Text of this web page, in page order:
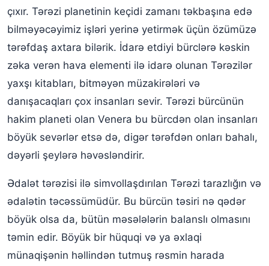
çıxır. Tərəzi planetinin keçidi zamanı təkbaşına edə
bilməyəcəyimiz işləri yerinə yetirmək üçün özümüzə
tərəfdaş axtara bilərik. İdarə etdiyi bürclərə kəskin
zəka verən hava elementi ilə idarə olunan Tərəzilər
yaxşı kitabları, bitməyən müzakirələri və
danışacaqları çox insanları sevir. Tərəzi bürcünün
hakim planeti olan Venera bu bürcdən olan insanları
böyük sevərlər etsə də, digər tərəfdən onları bahalı,
dəyərli şeylərə həvəsləndirir.
Ədalət tərəzisi ilə simvollaşdırılan Tərəzi tarazlığın və
ədalətin təcəssümüdür. Bu bürcün təsiri nə qədər
böyük olsa da, bütün məsələlərin balanslı olmasını
təmin edir. Böyük bir hüquqi və ya əxlaqi
münaqişənin həllindən tutmuş rəsmin harada